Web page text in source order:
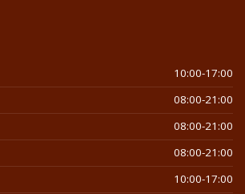
10:00-17:00
08:00-21:00
08:00-21:00
08:00-21:00
10:00-17:00